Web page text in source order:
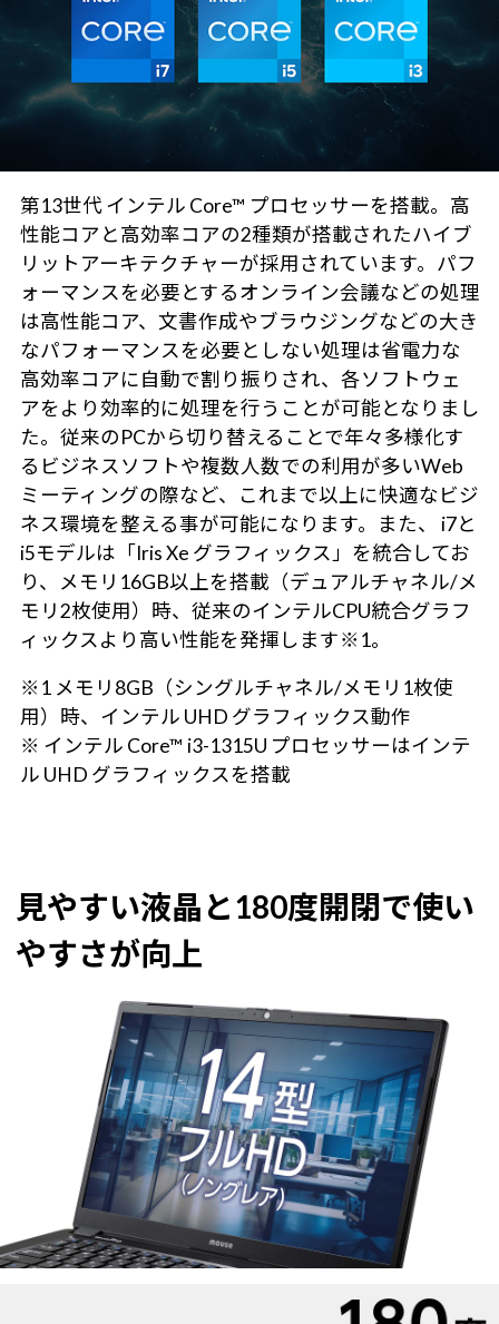
第13世代 インテル Core™ プロセッサーを搭載。高
性能コアと高効率コアの2種類が搭載されたハイブ
リットアーキテクチャーが採用されています。パフ
ォーマンスを必要とするオンライン会議などの処理
は高性能コア、文書作成やブラウジングなどの大き
なパフォーマンスを必要としない処理は省電力な
高効率コアに自動で割り振りされ、各ソフトウェ
アをより効率的に処理を行うことが可能となりまし
た。従来のPCから切り替えることで年々多様化す
るビジネスソフトや複数人数での利用が多いWeb
ミーティングの際など、これまで以上に快適なビジ
ネス環境を整える事が可能になります。また、 i7と
i5モデルは「Iris Xe グラフィックス」を統合してお
り、メモリ16GB以上を搭載（デュアルチャネル/メ
モリ2枚使用）時、従来のインテルCPU統合グラフ
ィックスより高い性能を発揮します※1。
※1 メモリ8GB（シングルチャネル/メモリ1枚使
用）時、インテル UHD グラフィックス動作
※ インテル Core™ i3-1315U プロセッサーはインテ
ル UHD グラフィックスを搭載
見やすい液晶と180度開閉で使い
やすさが向上